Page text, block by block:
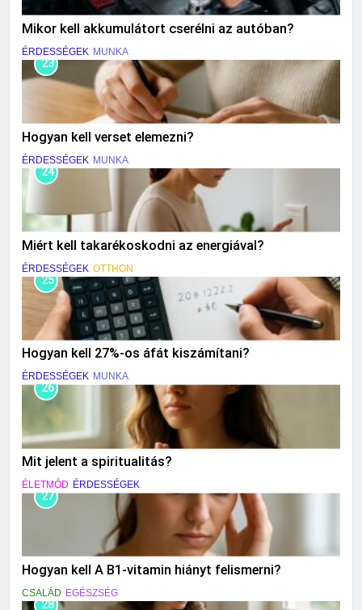
Mikor kell akkumulátort cserélni az autóban?
ÉRDESSÉGEK MUNKA
23
Hogyan kell verset elemezni?
ÉRDESSÉGEK MUNKA
24
Miért kell takarékoskodni az energiával?
ÉRDESSÉGEK OTTHON
25
Hogyan kell 27%-os áfát kiszámítani?
ÉRDESSÉGEK MUNKA
26
Mit jelent a spiritualitás?
ÉLETMÓD ÉRDESSÉGEK
27
Hogyan kell A B1-vitamin hiányt felismerni?
CSALÁD EGÉSZSÉG
28